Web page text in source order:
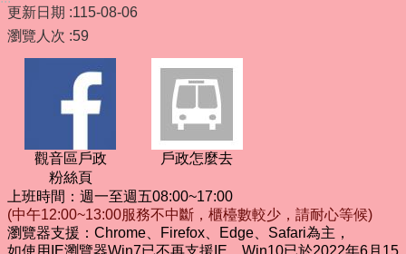
市政信箱
常見問題
桃園市政府
隱私權政策
網站安全政策
政府網站資料開放宣告
更新日期
115-08-06
瀏覽人次 59
觀音區戶政
粉絲頁
戶政怎麼去
上班時間：週一至週五08:00~17:00
(中午12:00~13:00服務不中斷，櫃檯數較少，請耐心等候)
瀏覽器支援：Chrome、Firefox、Edge、Safari為主，
如使用IE瀏覽器Win7已不再支援IE，Win10已於2022年6月15